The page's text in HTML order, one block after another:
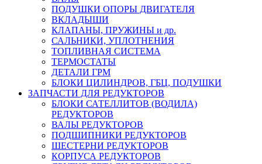
ПОДУШКИ ОПОРЫ ДВИГАТЕЛЯ
ВКЛАДЫШИ
КЛАПАНЫ, ПРУЖИНЫ и др.
САЛЬНИКИ, УПЛОТНЕНИЯ
ТОПЛИВНАЯ СИСТЕМА
ТЕРМОСТАТЫ
ДЕТАЛИ ГРМ
БЛОКИ ЦИЛИНДРОВ, ГБЦ, ПОДУШКИ
ЗАПЧАСТИ ДЛЯ РЕДУКТОРОВ
БЛОКИ САТЕЛЛИТОВ (ВОДИЛА)
РЕДУКТОРОВ
ВАЛЫ РЕДУКТОРОВ
ПОДШИПНИКИ РЕДУКТОРОВ
ШЕСТЕРНИ РЕДУКТОРОВ
КОРПУСА РЕДУКТОРОВ